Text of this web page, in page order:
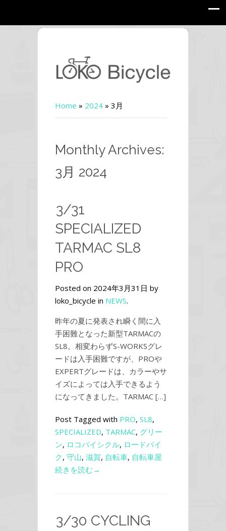
Home » 2024 » 3月
Monthly Archives:
3月 2024
3/31
SPECIALIZED
TARMAC SL8
PRO
Posted on 2024年3月31日 by
loko_bicycle in NEWS.
昨年の夏に発表され瞬く間に入
手困難となった新型TARMACの
SL8。相変わらずS-WORKSグレ
ードは入手困難ですが、PROや
EXPERTグレードは、カラーやサ
イズによっては入手できるよう
になってきました。TARMAC […]
Post Tagged with PRO, SL8,
SPECIALIZED, TARMAC, グリー
ン, ロコバイシクル, ロードバイ
ク, 守山, 滋賀, 自転車, 自転車屋
続きを読む→
3/30 CYCLING